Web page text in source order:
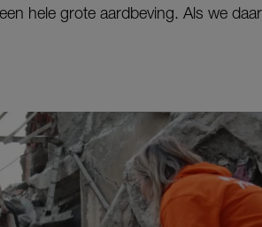
hele grote aardbeving. Als we